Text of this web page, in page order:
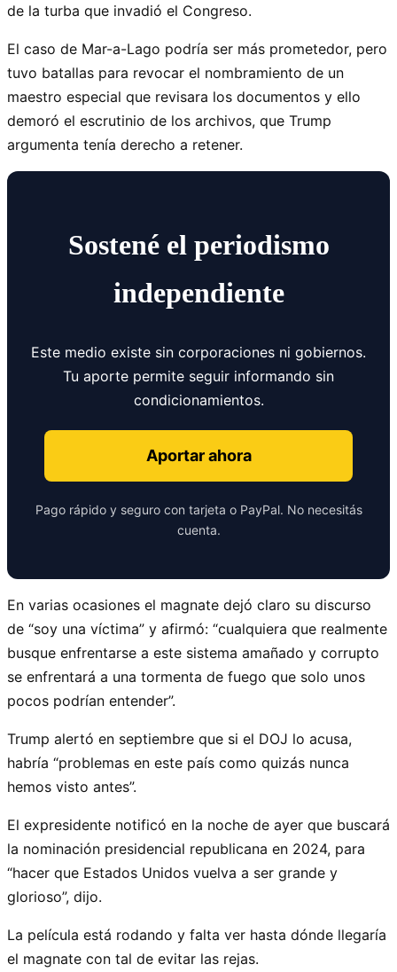
de la turba que invadió el Congreso.
El caso de Mar-a-Lago podría ser más prometedor, pero
tuvo batallas para revocar el nombramiento de un
maestro especial que revisara los documentos y ello
demoró el escrutinio de los archivos, que Trump
argumenta tenía derecho a retener.
Sostené el periodismo
independiente
Este medio existe sin corporaciones ni gobiernos.
Tu aporte permite seguir informando sin
condicionamientos.
Aportar ahora
Pago rápido y seguro con tarjeta o PayPal. No necesitás
cuenta.
En varias ocasiones el magnate dejó claro su discurso
de “soy una víctima” y afirmó: “cualquiera que realmente
busque enfrentarse a este sistema amañado y corrupto
se enfrentará a una tormenta de fuego que solo unos
pocos podrían entender”.
Trump alertó en septiembre que si el DOJ lo acusa,
habría “problemas en este país como quizás nunca
hemos visto antes”.
El expresidente notificó en la noche de ayer que buscará
la nominación presidencial republicana en 2024, para
“hacer que Estados Unidos vuelva a ser grande y
glorioso”, dijo.
La película está rodando y falta ver hasta dónde llegaría
el magnate con tal de evitar las rejas.